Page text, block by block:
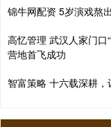
锦牛网配资 5岁演戏熬
高忆管理 武汉人家门口
营地首飞成功
智富策略 十六载深耕，